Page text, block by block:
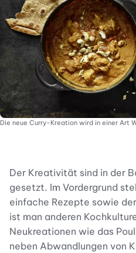
Die neue Curry-Kreation wird in einer Art
Der Kreativität sind in der
gesetzt. Im Vordergrund
einfache Rezepte sowie
ist man anderen
Neukreationen wie das
neben Abwandlungen von